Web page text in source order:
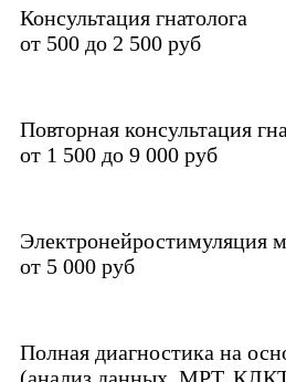
Консультация гнатолога
от 500 до 2 500 руб
Повторная консультация
от 1 500 до 9 000 руб
от 5 000 руб
Полная диагностика на